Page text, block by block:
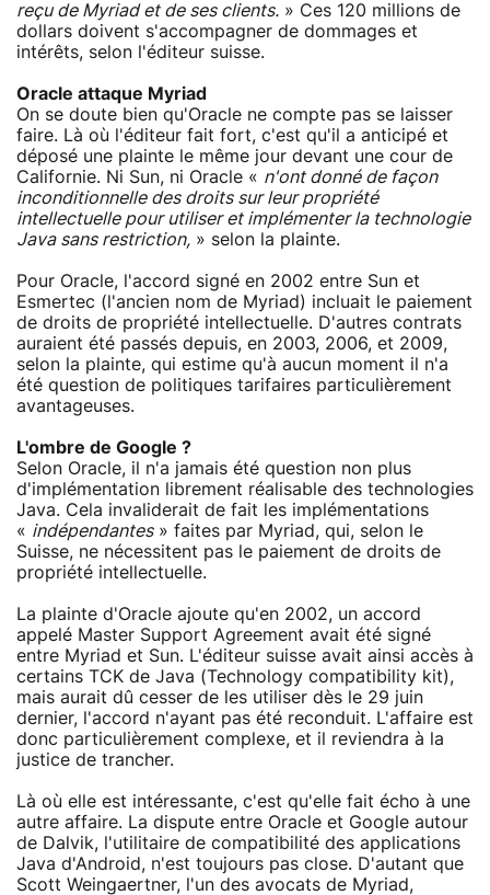
reçu de Myriad et de ses clients. » Ces 120 millions de
dollars doivent s'accompagner de dommages et
intérêts, selon l'éditeur suisse.
Oracle attaque Myriad
On se doute bien qu'Oracle ne compte pas se laisser
faire. Là où l'éditeur fait fort, c'est qu'il a anticipé et
déposé une plainte le même jour devant une cour de
Californie. Ni Sun, ni Oracle « n'ont donné de façon
inconditionnelle des droits sur leur propriété
intellectuelle pour utiliser et implémenter la technologie
Java sans restriction, » selon la plainte.
Pour Oracle, l'accord signé en 2002 entre Sun et
Esmertec (l'ancien nom de Myriad) incluait le paiement
de droits de propriété intellectuelle. D'autres contrats
auraient été passés depuis, en 2003, 2006, et 2009,
selon la plainte, qui estime qu'à aucun moment il n'a
été question de politiques tarifaires particulièrement
avantageuses.
L'ombre de Google ?
Selon Oracle, il n'a jamais été question non plus
d'implémentation librement réalisable des technologies
Java. Cela invaliderait de fait les implémentations
« indépendantes» faites par Myriad, qui, selon le
Suisse, ne nécessitent pas le paiement de droits de
propriété intellectuelle.
La plainte d'Oracle ajoute qu'en 2002, un accord
appelé Master Support Agreement avait été signé
entre Myriad et Sun. L'éditeur suisse avait ainsi accès à
certains TCK de Java (Technology compatibility kit),
mais aurait dû cesser de les utiliser dès le 29 juin
dernier, l'accord n'ayant pas été reconduit. L'affaire est
donc particulièrement complexe, et il reviendra à la
justice de trancher.
Là où elle est intéressante, c'est qu'elle fait écho à une
autre affaire. La dispute entre Oracle et Google autour
de Dalvik, l'utilitaire de compatibilité des applications
Java d'Android, n'est toujours pas close. D'autant que
Scott Weingaertner, l'un des avocats de Myriad,